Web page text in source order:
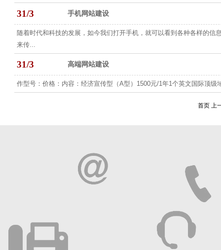
31/3 手机网站建设
随着时代和科技的发展，如今我们打开手机，就可以看到各种各样的
来传...
31/3 高端网站建设
作型号：价格：内容：经济宣传型（A型）1500元/1年1个英文国际顶
首页 上